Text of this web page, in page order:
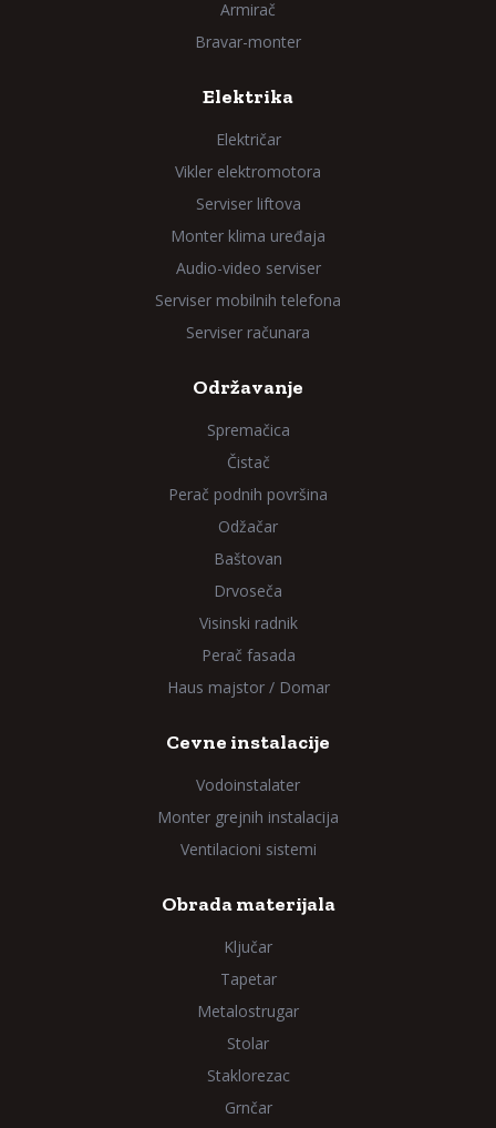
Armirač
Bravar-monter
Elektrika
Električar
Vikler elektromotora
Serviser liftova
Monter klima uređaja
Audio-video serviser
Serviser mobilnih telefona
Serviser računara
Održavanje
Spremačica
Čistač
Perač podnih površina
Odžačar
Baštovan
Drvoseča
Visinski radnik
Perač fasada
Haus majstor / Domar
Cevne instalacije
Vodoinstalater
Monter grejnih instalacija
Ventilacioni sistemi
Obrada materijala
Ključar
Tapetar
Metalostrugar
Stolar
Staklorezac
Grnčar